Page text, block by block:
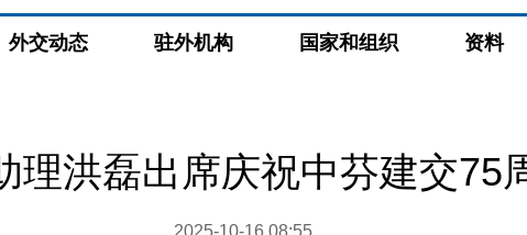
外交动态 驻外机构 国家和组织 资料
理洪磊出席庆祝中芬建交75
2025-10-16 08:55